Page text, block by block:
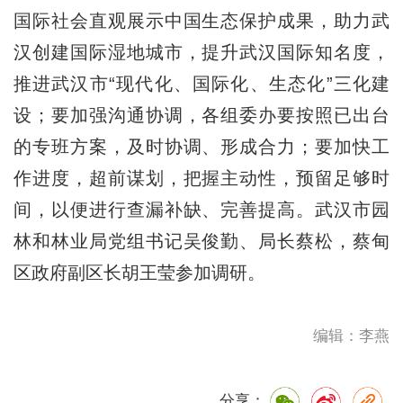
国际社会直观展示中国生态保护成果，助力武
汉创建国际湿地城市，提升武汉国际知名度，
推进武汉市“现代化、国际化、生态化”三化建
设；要加强沟通协调，各组委办要按照已出台
的专班方案，及时协调、形成合力；要加快工
作进度，超前谋划，把握主动性，预留足够时
间，以便进行查漏补缺、完善提高。武汉市园
林和林业局党组书记吴俊勤、局长蔡松，蔡甸
区政府副区长胡王莹参加调研。
编辑：李燕